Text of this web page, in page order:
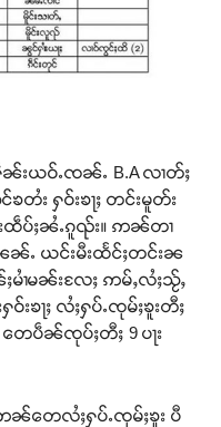
းယဝ်ႉၸၼ်ႉ B.A လၢတ်ႈ
တႆး ႁဝ်းၶႃႈ တင်းမူတ်း
ထဵပ်ႈၼႆႉၵူၺ်း။ ဢၼ်တၢ
ၼၼ်ႉ ယင်းမီးထႅင်ႈတင်းၼ
မၢႆမၼ်းလႄႈ ဢမ်ႇလႆႈသႂ်ႇ
ၶႃႈ လႆႈႁပ်ႉၸုမ်ႈၶူးတီႈ
ေပဵၼ်ၸုပ်ႈတီႈ 9 ပႃး
ၼ်တေလႆႈႁပ်ႉၸုမ်ႈၶူး ပီ